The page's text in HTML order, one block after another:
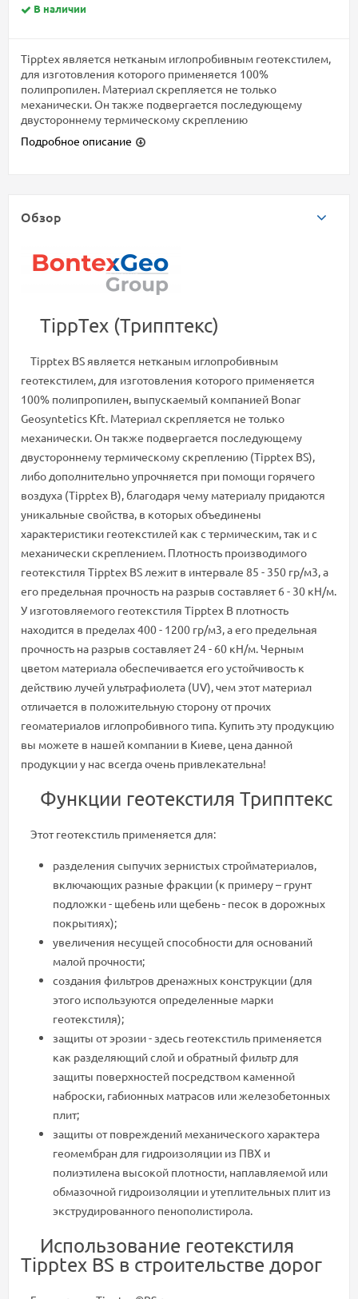
В наличии
Tipptex является нетканым иглопробивным геотекстилем,
для изготовления которого применяется 100%
полипропилен. Материал скрепляется не только
механически. Он также подвергается последующему
двустороннему термическому скреплению
Подробное описание
Обзор
TippTex (Трипптекс)
Tipptex BS является нетканым иглопробивным
геотекстилем, для изготовления которого применяется
100% полипропилен, выпускаемый компанией Bonar
Geosyntetics Kft. Материал скрепляется не только
механически. Он также подвергается последующему
двустороннему термическому скреплению (Tipptex BS),
либо дополнительно упрочняется при помощи горячего
воздуха (Tipptex B), благодаря чему материалу придаются
уникальные свойства, в которых объединены
характеристики геотекстилей как с термическим, так и с
механически скреплением. Плотность производимого
геотекстиля Tipptex BS лежит в интервале 85 - 350 гр/м3, а
его предельная прочность на разрыв составляет 6 - 30 кН/м.
У изготовляемого геотекстиля Tipptex B плотность
находится в пределах 400 - 1200 гр/м3, а его предельная
прочность на разрыв составляет 24 - 60 кН/м. Черным
цветом материала обеспечивается его устойчивость к
действию лучей ультрафиолета (UV), чем этот материал
отличается в положительную сторону от прочих
геоматериалов иглопробивного типа. Купить эту продукцию
вы можете в нашей компании в Киеве, цена данной
продукции у нас всегда очень привлекательна!
Функции геотекстиля Трипптекс
Этот геотекстиль применяется для:
разделения сыпучих зернистых стройматериалов,
включающих разные фракции (к примеру – грунт
подложки - щебень или щебень - песок в дорожных
покрытиях);
увеличения несущей способности для оснований
малой прочности;
создания фильтров дренажных конструкции (для
этого используются определенные марки
геотекстиля);
защиты от эрозии - здесь геотекстиль применяется
как разделяющий слой и обратный фильтр для
защиты поверхностей посредством каменной
наброски, габионных матрасов или железобетонных
плит;
защиты от повреждений механического характера
геомембран для гидроизоляции из ПВХ и
полиэтилена высокой плотности, наплавляемой или
обмазочной гидроизоляции и утеплительных плит из
экструдированного пенополистирола.
Использование геотекстиля
Tipptex BS в строительстве дорог